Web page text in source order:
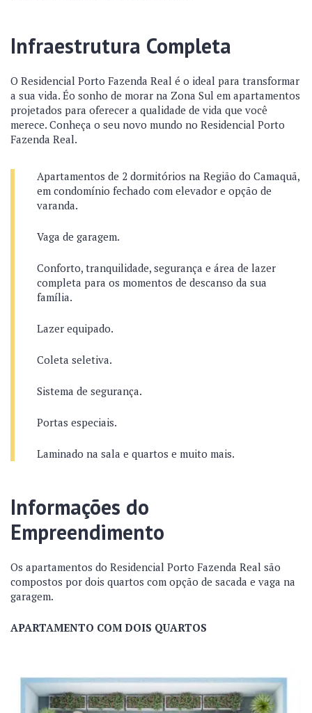
Infraestrutura Completa
O Residencial Porto Fazenda Real é o ideal para transformar
a sua vida. Éo sonho de morar na Zona Sul em apartamentos
projetados para oferecer a qualidade de vida que você
merece. Conheça o seu novo mundo no Residencial Porto
Fazenda Real.
Apartamentos de 2 dormitórios na Região do Camaquã,
em condomínio fechado com elevador e opção de
varanda.
Vaga de garagem.
Conforto, tranquilidade, segurança e área de lazer
completa para os momentos de descanso da sua
família.
Lazer equipado.
Coleta seletiva.
Sistema de segurança.
Portas especiais.
Laminado na sala e quartos e muito mais.
Informações do
Empreendimento
Os apartamentos do Residencial Porto Fazenda Real são
compostos por dois quartos com opção de sacada e vaga na
garagem.
APARTAMENTO COM DOIS QUARTOS